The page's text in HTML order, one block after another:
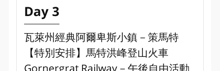
Day 3
瓦萊州經典阿爾卑斯小鎮－策馬特
【特別安排】馬特洪峰登山火車